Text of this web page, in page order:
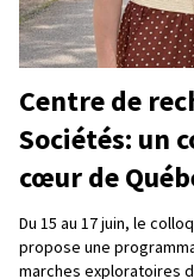
Centre de
Sociétés: un
cœur de
Du 15 au 17 juin, le
propose une
marches exploratoires